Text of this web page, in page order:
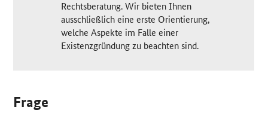
Rechtsberatung. Wir bieten Ihnen
ausschließlich eine erste Orientierung,
welche Aspekte im Falle einer
Existenzgründung zu beachten sind.
Frage